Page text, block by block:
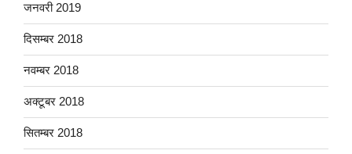
जनवरी 2019
दिसम्बर 2018
नवम्बर 2018
अक्टूबर 2018
सितम्बर 2018